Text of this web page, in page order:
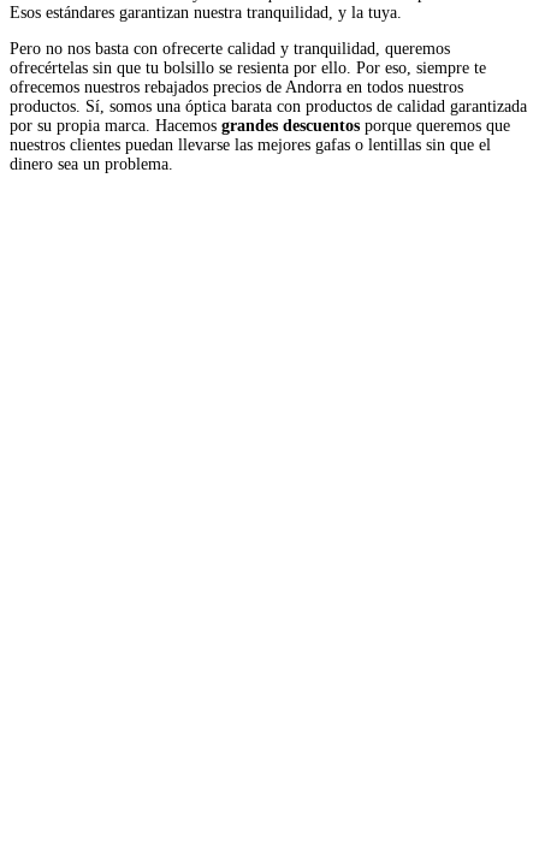
Esos estándares garantizan nuestra tranquilidad, y la tuya.
Pero no nos basta con ofrecerte calidad y tranquilidad, queremos
ofrecértelas sin que tu bolsillo se resienta por ello. Por eso, siempre te
ofrecemos nuestros rebajados precios de Andorra en todos nuestros
productos. Sí, somos una óptica barata con productos de calidad garantizada
por su propia marca. Hacemos grandes descuentos porque queremos que
nuestros clientes puedan llevarse las mejores gafas o lentillas sin que el
dinero sea un problema.